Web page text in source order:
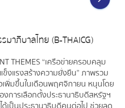
าภิบาลไทย (B-THAICG)
THEMES “เครือข่ายครอบคลุม
งแรงสร้างความยั่งยืน” ภาพรวม
พิ่มขึ้นในเดือนพฤศจิกายน หนุนโดย
การเลือกตั้งประธานาธิบดีสหรัฐฯ